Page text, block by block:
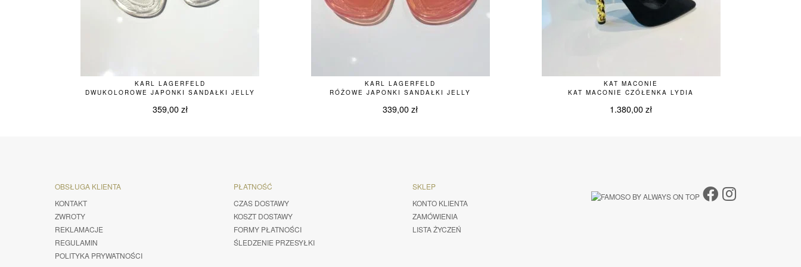
KARL LAGERFELD
DWUKOLOROWE JAPONKI SANDAŁKI JELLY
359,00 zł
KARL LAGERFELD
RÓŻOWE JAPONKI SANDAŁKI JELLY
339,00zł
KAT MACONIE
KAT MACONIE CZÓŁENKA LYDIA
1.380,00zł
OBSŁUGA KLIENTA
KONTAKT
ZWROTY
REKLAMACJE
REGULAMIN
POLITYKA PRYWATNOŚCI
PŁATNOŚĆ
CZAS DOSTAWY
KOSZT DOSTAWY
FORMY PŁATNOŚCI
ŚLEDZENIE PRZESYŁKI
SKLEP
KONTO KLIENTA
ZAMÓWIENIA
LISTA ŻYCZEŃ